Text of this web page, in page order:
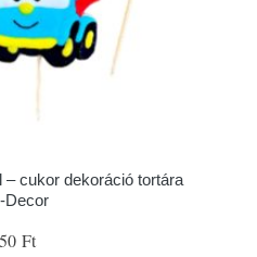
cukor dekoráció tortára
Decor
Ft